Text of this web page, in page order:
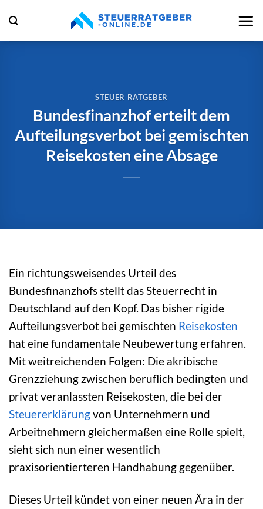
Inhalt
springen
STEUER RATGEBER
Bundesfinanzhof erteilt dem
Aufteilungsverbot bei gemischten
Reisekosten eine Absage
Ein richtungsweisendes Urteil des
Bundesfinanzhofs stellt das Steuerrecht in
Deutschland auf den Kopf. Das bisher rigide
Aufteilungsverbot bei gemischten Reisekosten
hat eine fundamentale Neubewertung erfahren.
Mit weitreichenden Folgen: Die akribische
Grenzziehung zwischen beruflich bedingten und
privat veranlassten Reisekosten, die bei der
Steuererklärungvon Unternehmern und
Arbeitnehmern gleichermaßen eine Rolle spielt,
sieht sich nun einer wesentlich
praxisorientierteren Handhabung gegenüber.
Dieses Urteil kündet von einer neuen Ära in der